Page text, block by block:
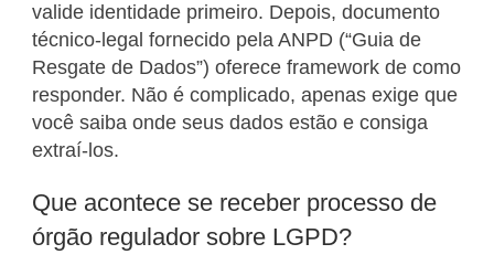
valide identidade primeiro. Depois, documento
técnico-legal fornecido pela ANPD (“Guia de
Resgate de Dados”) oferece framework de como
responder. Não é complicado, apenas exige que
você saiba onde seus dados estão e consiga
extraí-los.
Que acontece se receber processo de
órgão regulador sobre LGPD?